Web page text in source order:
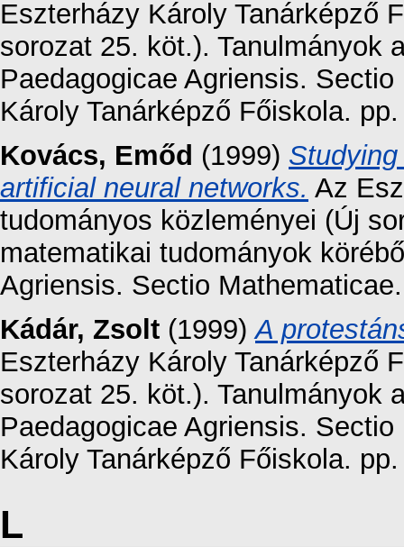
Eszterházy Károly Tanárképző
sorozat 25. köt.). Tanulmányok
Paedagogicae Agriensis.
Károly Tanárképző Főiskola.
Kovács, Emőd (1999)
artificial neural networks. Az
tudományos közleményei (Új
matematikai tudományok
Agriensis. Sectio
Kádár, Zsolt (1999)A
Eszterházy Károly Tanárképző
sorozat 25. köt.). Tanulmányok
Paedagogicae Agriensis.
Károly Tanárképző Főiskola.
L